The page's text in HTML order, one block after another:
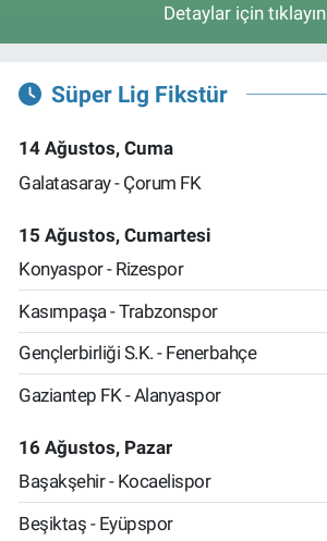
Detaylar için tıklayın
Süper Lig Fikstür
14 Ağustos, Cuma
Galatasaray - Çorum FK
15 Ağustos, Cumartesi
Konyaspor - Rizespor
Kasımpaşa - Trabzonspor
Gençlerbirliği S.K. - Fenerbahçe
Gaziantep FK - Alanyaspor
16 Ağustos, Pazar
Başakşehir - Kocaelispor
Beşiktaş - Eyüpspor